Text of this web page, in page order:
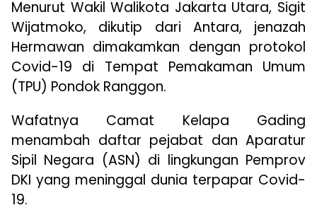
Menurut Wakil Walikota Jakarta Utara, Sigit
Wijatmoko, dikutip dari Antara, jenazah
Hermawan dimakamkan dengan protokol
Covid-19 di Tempat Pemakaman Umum
(TPU) Pondok Ranggon.
Wafatnya Camat Kelapa Gading
menambah daftar pejabat dan Aparatur
Sipil Negara (ASN) di lingkungan Pemprov
DKI yang meninggal dunia terpapar Covid-
19.